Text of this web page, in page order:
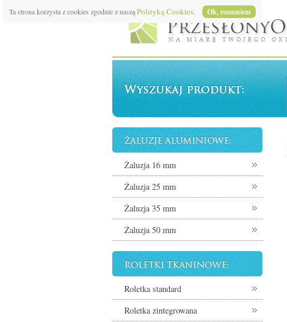
Ta strona korzysta z cookies zgodnie z nasząPolityką Cookies. Ok, rozumiem
Żaluzja 16 mm
Żaluzja 25 mm
Żaluzja 35 mm
Żaluzja 50 mm
Roletka standard
Roletka zintegrowana